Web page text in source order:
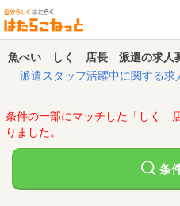
魚べい しく 店長 派遣の求人
派遣スタッフ活躍中に関する求
条件の一部にマッチした「しく
りました。
条